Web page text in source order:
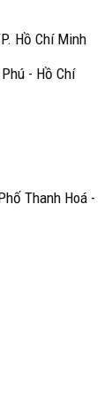
Hồ Chí Minh
- Hồ Chí
Thanh Hoá -